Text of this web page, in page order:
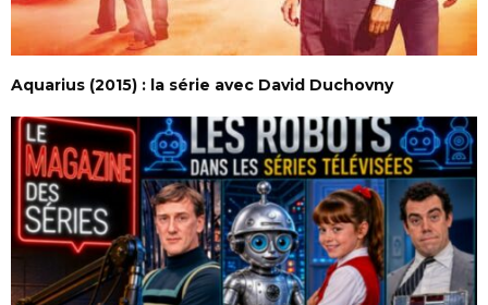
Aquarius (2015) : la série avec David Duchovny